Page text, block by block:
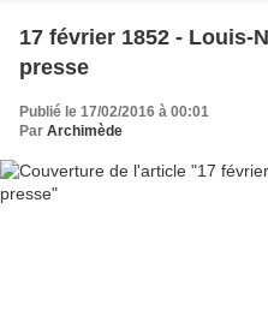
17 février 1852 - Louis-
presse
Publié le 17/02/2016 à 00:01
Par Archimède